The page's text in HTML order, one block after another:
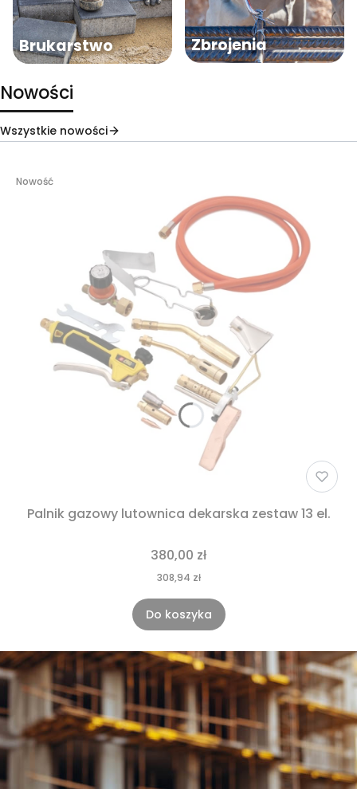
Brukarstwo Zbrojenia
Nowości
Wszystkie nowości
Nowość
Palnik gazowy lutownica dekarska zestaw 13 el.
380,00 zł
308,94 zł
Do koszyka